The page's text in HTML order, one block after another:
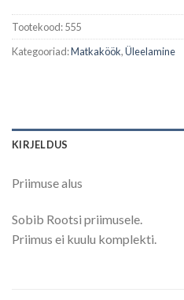
Tootekood:555
Kategooriad:Matkaköök,Üleelamine
KIRJELDUS
Priimuse alus
Sobib Rootsi priimusele.
Priimus ei kuulu komplekti.